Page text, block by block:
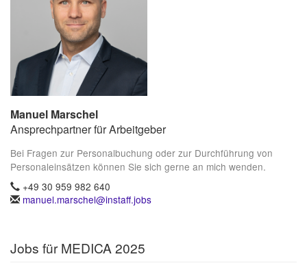
Manuel Marschel
Ansprechpartner für Arbeitgeber
Bei Fragen zur Personalbuchung oder zur Durchführung von
Personaleinsätzen können Sie sich gerne an mich wenden.
+49 30 959 982 640
manuel.marschel@instaff.jobs
Jobs für MEDICA 2025